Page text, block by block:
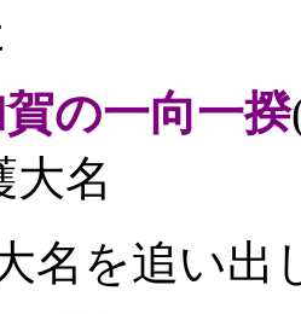
の一向一揆
大名
名を追い出